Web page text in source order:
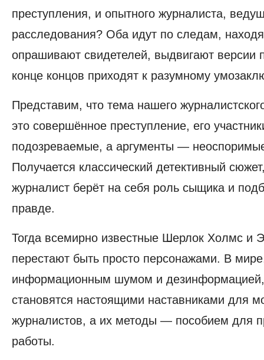
преступления, и опытного журналиста,
расследования? Оба идут по следам,
опрашивают свидетелей, выдвигают версии
конце концов приходят к разумному
Представим, что тема нашего
это совершённое преступление, его
подозреваемые, а аргументы —
Получается классический детективный
журналист берёт на себя роль сыщика и
правде.
Тогда всемирно известные Шерлок Холмс и
перестают быть просто персонажами. В
информационным шумом и
становятся настоящими наставниками для
журналистов, а их методы — пособием для
работы.